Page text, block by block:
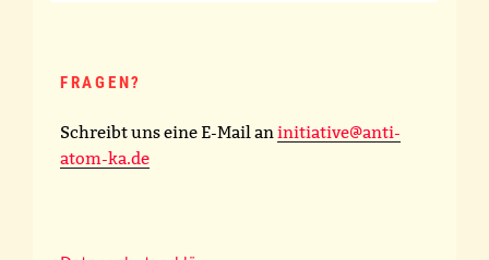
FRAGEN?
Schreibt uns eine E-Mail an initiative@anti-
atom-ka.de